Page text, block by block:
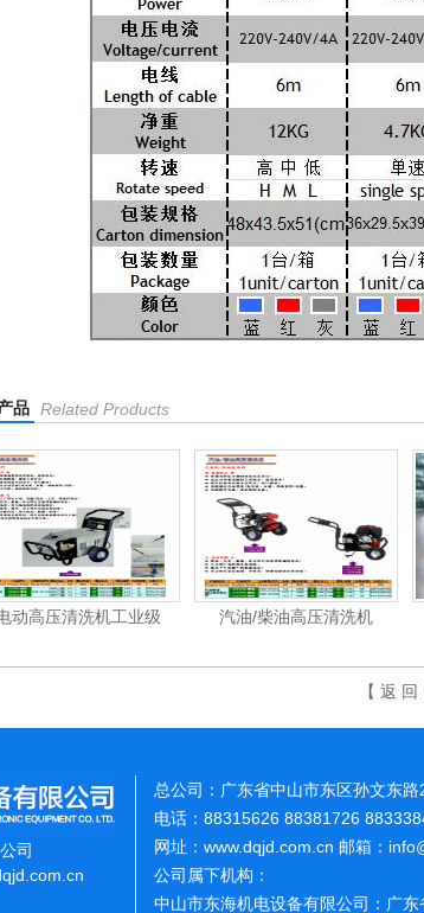
品 Related Products
动高压清洗机工业级 汽油/柴油高压清洗机
【 返 回
司
总公司：广东省中山市东区孙文东
电话：88315626 88381726
网址：www.dqjd.com.cn 邮箱：
公司属下机构：
中山市东海机电设备有限公司：广